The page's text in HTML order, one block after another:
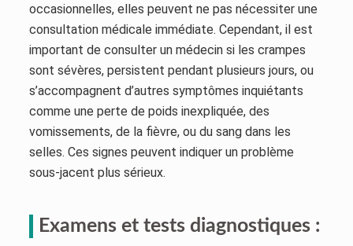
occasionnelles, elles peuvent ne pas nécessiter une
consultation médicale immédiate. Cependant, il est
important de consulter un médecin si les crampes
sont sévères, persistent pendant plusieurs jours, ou
s’accompagnent d’autres symptômes inquiétants
comme une perte de poids inexpliquée, des
vomissements, de la fièvre, ou du sang dans les
selles. Ces signes peuvent indiquer un problème
sous-jacent plus sérieux.
Examens et tests diagnostiques :